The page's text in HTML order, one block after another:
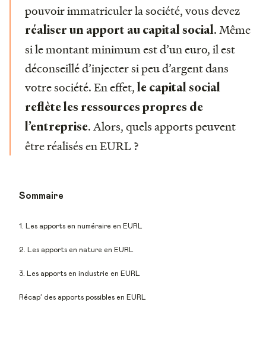
pouvoir immatriculer la société, vous devez
réaliser un apport au capital social . Même
si le montant minimum est d’un euro, il est
déconseillé d’injecter si peu d’argent dans
votre société. En effet, le capital social
reflète les ressources propres de
l’entreprise. Alors, quels apports peuvent
être réalisés en EURL ?
Sommaire
1. Les apports en numéraire en EURL
2. Les apports en nature en EURL
3. Les apports en industrie en EURL
Récap’ des apports possibles en EURL